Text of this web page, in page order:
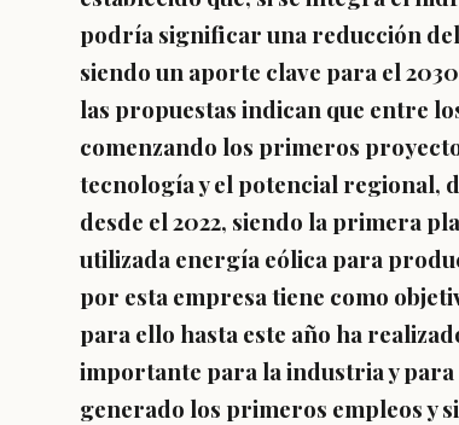
podría significar una reducción del
siendo un aporte clave para el
las propuestas indican que entre
comenzando los primeros
tecnología y el potencial regional,
desde el 2022, siendo la primera
utilizada energía eólica para
por esta empresa tiene como
para ello hasta este año ha
importante para la industria y
generado los primeros empleos y